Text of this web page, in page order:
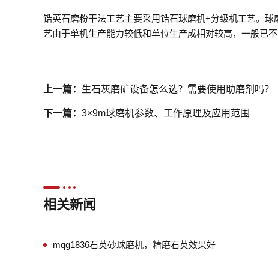
锆英石磨粉干法工艺主要采用锆石球磨机+分级机工艺。
艺由于单机生产能力较低和单位生产成相对较高，一般已不
上一篇： 生石灰磨矿设备怎么选？需要使用助磨剂吗？
下一篇： 3×9m球磨机参数、工作原理及应用范围
相关新闻
mqg1836石英砂球磨机，精磨石英效果好